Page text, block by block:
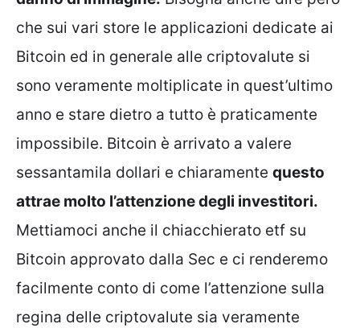
che sui vari store le applicazioni dedicate ai
Bitcoin ed in generale alle criptovalute si
sono veramente moltiplicate in quest’ultimo
anno e stare dietro a tutto è praticamente
impossibile. Bitcoin è arrivato a valere
sessantamila dollari e chiaramente questo
attrae molto l’attenzione degli investitori.
Mettiamoci anche il chiacchierato etf su
Bitcoin approvato dalla Sec e ci renderemo
facilmente conto di come l’attenzione sulla
regina delle criptovalute sia veramente